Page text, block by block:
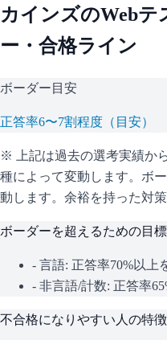
カインズのWebテ
ー・合格ライン
ボーダー目安
正答率6〜7割程度（目安）
※ 上記は過去の選考実績か
種によって変動します。 ボ
動します。余裕を持った対
ボーダーを超えるための目標
- 言語: 正答率70%以上
- 非言語/計数: 正答率
不合格になりやすい人の特徴